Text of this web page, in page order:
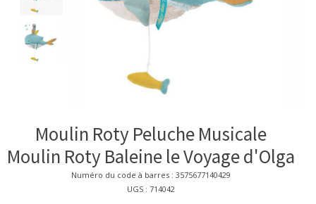
Moulin Roty Peluche Musicale
Moulin Roty Baleine le Voyage d'Olga
Numéro du code à barres : 3575677140429
UGS : 714042